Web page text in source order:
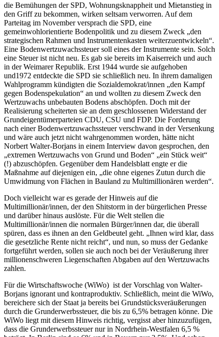
die Bemühungen der SPD, Wohnungsknappheit und Mietanstieg in
den Griff zu bekommen, wirken seltsam verworren. Auf dem
Parteitag im November versprach die SPD, eine
gemeinwohlorientierte Bodenpolitik und zu diesem Zweck „den
strategischen Rahmen und Instrumentenkasten weiterzuentwickeln“.
Eine Bodenwertzuwachssteuer soll eines der Instrumente sein. Solch
eine Steuer ist nicht neu. Es gab sie bereits im Kaiserreich und auch
in der Weimarer Republik. Erst 1944 wurde sie aufgehoben
und1972 entdeckte die SPD sie schließlich neu. In ihrem damaligen
Wahlprogramm kündigten die Sozialdemokrat/innen „den Kampf
gegen Bodenspekulation“ an und wollten zu diesem Zweck den
Wertzuwachs unbebauten Bodens abschöpfen. Doch mit der
Realisierung scheiterten sie an dem geschlossenen Widerstand der
Grundeigentümerparteien CDU, CSU und FDP. Die Forderung
nach einer Bodenwertzuwachssteuer verschwand in der Versenkung
und wäre auch jetzt nicht wahrgenommen worden, hätte nicht
Norbert Walter-Borjans in einem Interview davon gesprochen, den
„extremen Wertzuwachs von Grund und Boden“ „ein Stück weit“
(!) abzuschöpfen. Gegenüber dem Handelsblatt engte er die
Maßnahme auf diejenigen ein, „die ohne eigenes Zutun durch die
Umwidmung von Flächen in Bauland zu Multimillionären werden“.
Doch vielleicht war es gerade der Hinweis auf die
Multimillionär/innen, der den Shitstorm in der bürgerlichen Presse
und darüber hinaus auslöste. Für die Welt stellen die
Multimillionär/innen die normalen Bürger/innen dar, die überall
spüren, dass es ihnen an den Geldbeutel geht. „Ihnen wird klar, dass
die gesetzliche Rente nicht reicht“, und nun, so muss der Gedanke
fortgeführt werden, sollen sie auch noch bei der Veräußerung ihrer
millionenschweren Liegenschaften Abgaben auf den Wertzuwachs
zahlen.
Für die Wirtschaftswoche (WiWo) ist der Vorschlag von Walter-
Borjans ignorant und kontraproduktiv. Schließlich, meint die WiWo,
bereichere sich der Staat ja bereits bei Grundstücksveräußerungen
durch die Grunderwerbssteuer, die bis zu 6,5% betragen könne. Die
WiWo liegt mit diesem Hinweis richtig, vergisst aber hinzuzufügen,
dass die Grunderwerbssteuer nur in Nordrhein-Westfalen 6,5 %